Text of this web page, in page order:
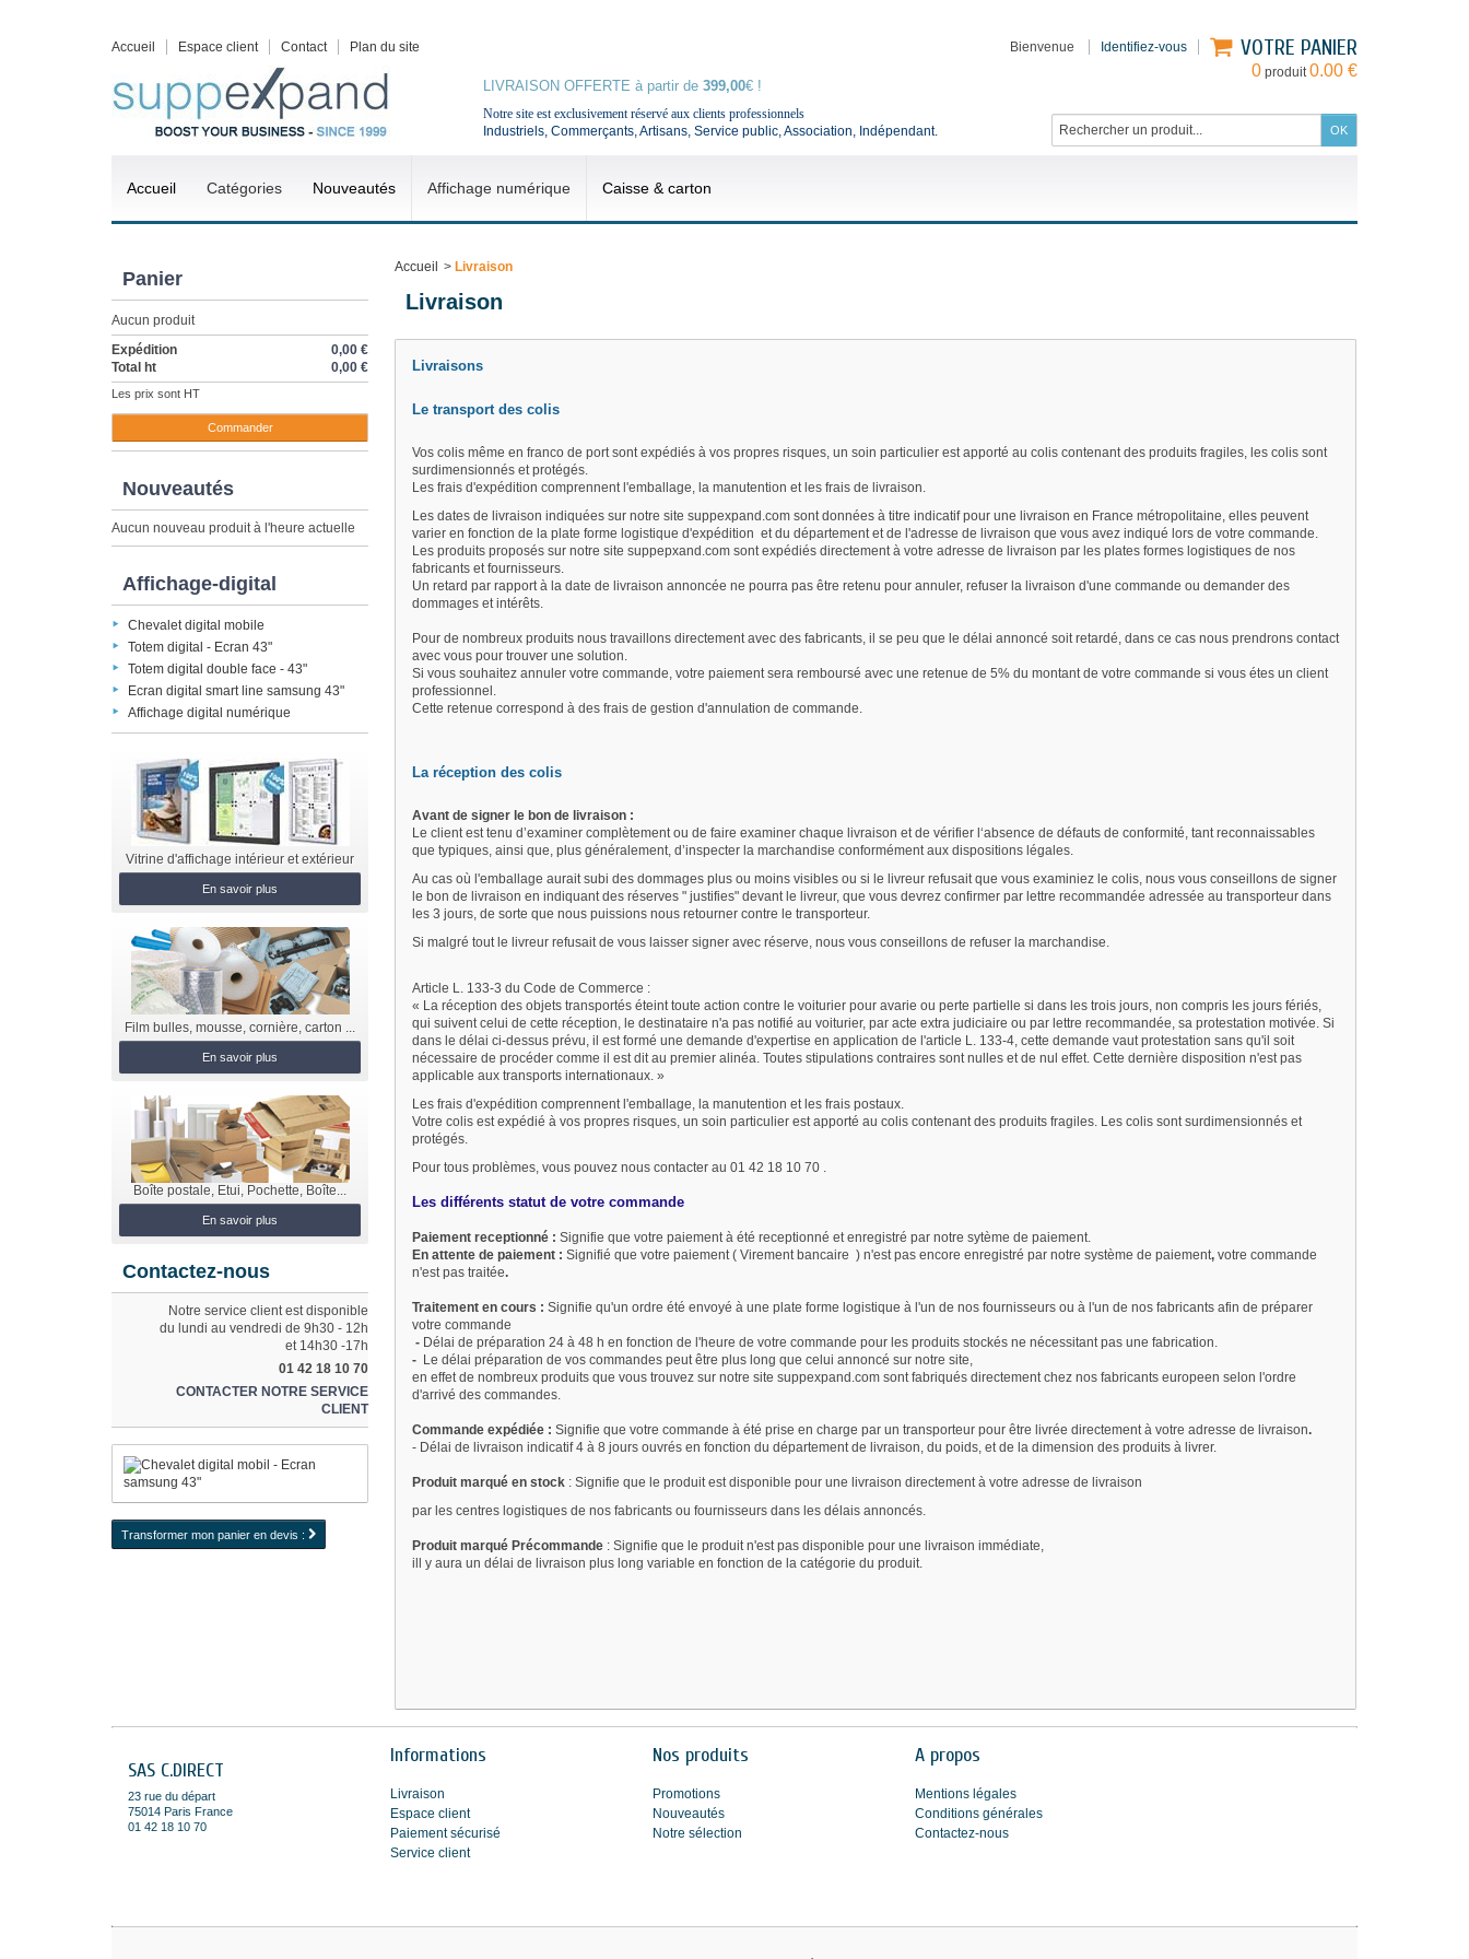
Accueil Espace client Contact Plan du site Bienvenue Identifiez-vous VOTRE PANIER
0 produit0.00 €
Notre site est exclusivement réservé aux clients professionnels
Industriels, Commerçants, Artisans, Service public, Association, Indépendant.
LIVRAISON OFFERTE à partir de 399,00€ !
Accueil Catégories Nouveautés Affichage numérique Caisse & carton
Panier
Aucun produit
0,00 €
Expédition
0,00 €
Total ht
Les prix sont HT
Commander
Nouveautés
Aucun nouveau produit à l'heure actuelle
Affichage-digital
Chevalet digital mobile
Totem digital - Ecran 43"
Totem digital double face - 43"
Ecran digital smart line samsung 43"
Affichage digital numérique
Vitrine d'affichage intérieur et extérieur
En savoir plus
Film bulles, mousse, cornière, carton ...
En savoir plus
Boîte postale, Etui, Pochette, Boîte...
En savoir plus
Contactez-nous
Notre service client est disponible
du lundi au vendredi de 9h30 - 12h
et 14h30 -17h
01 42 18 10 70
CONTACTER NOTRE SERVICE
CLIENT
Transformer mon panier en devis :
Accueil > Livraison
Livraison
Livraisons
Le transport des colis
Vos colis même en franco de port sont expédiés à vos propres risques, un soin particulier est apporté au colis contenant des produits fragiles, les colis sont
surdimensionnés et protégés.
Les frais d'expédition comprennent l'emballage, la manutention et les frais de livraison.
Les dates de livraison indiquées sur notre site suppexpand.com sont données à titre indicatif pour une livraison en France métropolitaine, elles peuvent
varier en fonction de la plate forme logistique d'expédition et du département et de l'adresse de livraison que vous avez indiqué lors de votre commande.
Les produits proposés sur notre site suppepxand.com sont expédiés directement à votre adresse de livraison par les plates formes logistiques de nos
fabricants et fournisseurs.
Un retard par rapport à la date de livraison annoncée ne pourra pas être retenu pour annuler, refuser la livraison d'une commande ou demander des
dommages et intérêts.
Pour de nombreux produits nous travaillons directement avec des fabricants, il se peu que le délai annoncé soit retardé, dans ce cas nous prendrons contact
avec vous pour trouver une solution.
Si vous souhaitez annuler votre commande, votre paiement sera remboursé avec une retenue de 5% du montant de votre commande si vous étes un client
professionnel.
Cette retenue correspond à des frais de gestion d'annulation de commande.
La réception des colis
Avant de signer le bon de livraison :
Le client est tenu d’examiner complètement ou de faire examiner chaque livraison et de vérifier l‘absence de défauts de conformité, tant reconnaissables
que typiques, ainsi que, plus généralement, d’inspecter la marchandise conformément aux dispositions légales.
Au cas où l'emballage aurait subi des dommages plus ou moins visibles ou si le livreur refusait que vous examiniez le colis, nous vous conseillons de signer
le bon de livraison en indiquant des réserves " justifies" devant le livreur, que vous devrez confirmer par lettre recommandée adressée au transporteur dans
les 3 jours, de sorte que nous puissions nous retourner contre le transporteur.
Si malgré tout le livreur refusait de vous laisser signer avec réserve, nous vous conseillons de refuser la marchandise.
Article L. 133-3 du Code de Commerce :
« La réception des objets transportés éteint toute action contre le voiturier pour avarie ou perte partielle si dans les trois jours, non compris les jours fériés,
qui suivent celui de cette réception, le destinataire n'a pas notifié au voiturier, par acte extra judiciaire ou par lettre recommandée, sa protestation motivée. Si
dans le délai ci-dessus prévu, il est formé une demande d'expertise en application de l'article L. 133-4, cette demande vaut protestation sans qu'il soit
nécessaire de procéder comme il est dit au premier alinéa. Toutes stipulations contraires sont nulles et de nul effet. Cette dernière disposition n'est pas
applicable aux transports internationaux. »
Les frais d'expédition comprennent l'emballage, la manutention et les frais postaux.
Votre colis est expédié à vos propres risques, un soin particulier est apporté au colis contenant des produits fragiles. Les colis sont surdimensionnés et
protégés.
Pour tous problèmes, vous pouvez nous contacter au 01 42 18 10 70 .
Les différents statut de votre commande
Paiement receptionné :Signifie que votre paiement à été receptionné et enregistré par notre sytème de paiement.
En attente de paiement :Signifié que votre paiement ( Virement bancaire ) n'est pas encore enregistré par notre système de paiement,votre commande
n'est pas traitée.
Traitement en cours : Signifie qu'un ordre été envoyé à une plate forme logistique à l'un de nos fournisseurs ou à l'un de nos fabricants afin de préparer
votre commande
- Délai de préparation 24 à 48 h en fonction de l'heure de votre commande pour les produits stockés ne nécessitant pas une fabrication.
- Le délai préparation de vos commandes peut être plus long que celui annoncé sur notre site,
en effet de nombreux produits que vous trouvez sur notre site suppexpand.com sont fabriqués directement chez nos fabricants europeen selon l'ordre
d'arrivé des commandes.
Commande expédiée :Signifie que votre commande à été prise en charge par un transporteur pour être livrée directement à votre adresse de livraison.
- Délai de livraison indicatif 4 à 8 jours ouvrés en fonction du département de livraison, du poids, et de la dimension des produits à livrer.
Produit marqué en stock : Signifie que le produit est disponible pour une livraison directement à votre adresse de livraison
par les centres logistiques de nos fabricants ou fournisseurs dans les délais annoncés.
Produit marqué Précommande : Signifie que le produit n'est pas disponible pour une livraison immédiate,
ill y aura un délai de livraison plus long variable en fonction de la catégorie du produit.
SAS C.DIRECT
23 rue du départ
75014 Paris France
01 42 18 10 70
Informations
Livraison
Espace client
Paiement sécurisé
Service client
Nos produits
Promotions
Nouveautés
Notre sélection
A propos
Mentions légales
Conditions générales
Contactez-nous